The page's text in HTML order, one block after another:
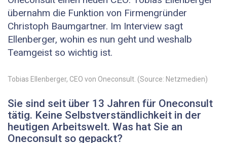
übernahm die Funktion von Firmengründer
Christoph Baumgartner. Im Interview sagt
Ellenberger, wohin es nun geht und weshalb
Teamgeist so wichtig ist.
Tobias Ellenberger, CEO von Oneconsult. (Source: Netzmedien)
Sie sind seit über 13 Jahren für Oneconsult
tätig. Keine Selbstverständlichkeit in der
heutigen Arbeitswelt. Was hat Sie an
Oneconsult so gepackt?